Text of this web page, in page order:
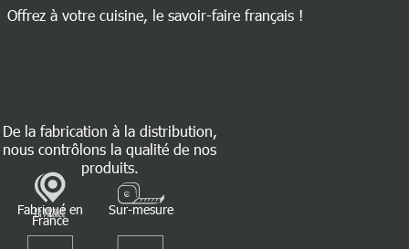
Offrez à votre cuisine, le savoir-faire français !
De la fabrication à la distribution,
nous contrôlons la qualité de nos
produits.
Fabriqué en
France
Sur-mesure